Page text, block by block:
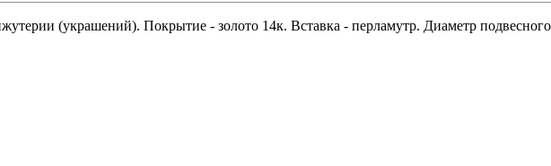
(украшений). Покрытие - золото 14к. Вставка - перламутр. Диаметр